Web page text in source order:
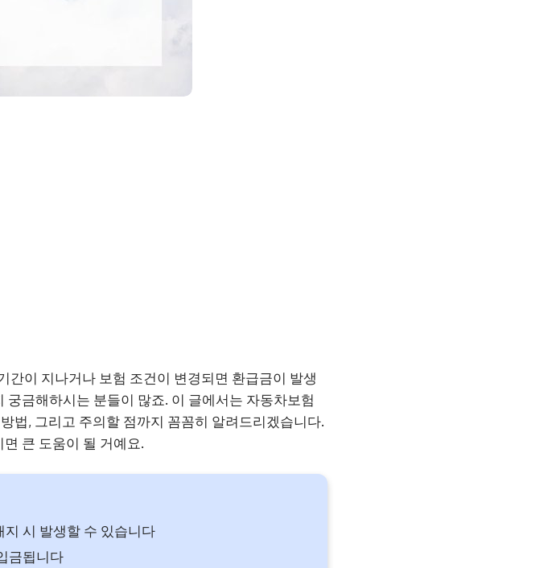
간이 지나거나 보험 조건이 변경되면 환급금이 발생
금해하시는 분들이 많죠. 이 글에서는 자동차보험
법, 그리고 주의할 점까지 꼼꼼히 알려드리겠습니다.
큰 도움이 될 거예요.
시 발생할 수 있습니다
금됩니다